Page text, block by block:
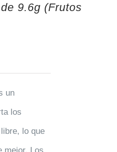
9.6g (Frutos
un
los
lo que